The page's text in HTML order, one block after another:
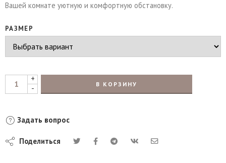
Вашей комнате уютную и комфортную обстановку.
РАЗМЕР
+
-
В КОРЗИНУ
Задать вопрос
Поделиться